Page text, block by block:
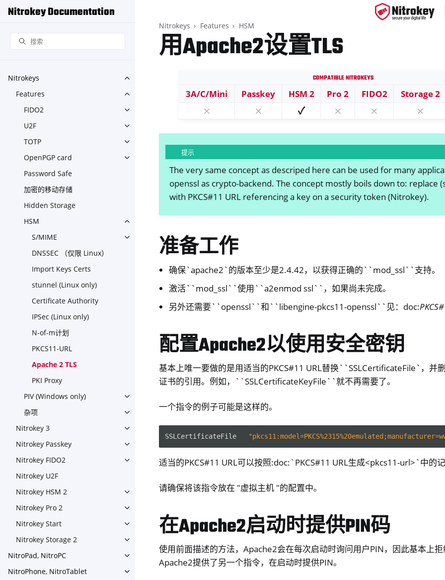
Nitrokey Documentation
Nitrokeys
Toggle navigation of Nitrokeys
Features
Toggle navigation of Features
FIDO2
Toggle navigation of FIDO2
U2F
Toggle navigation of U2F
TOTP
Toggle navigation of TOTP
OpenPGP card
Toggle navigation of OpenPGP card
Password Safe
加密的移动存储
Hidden Storage
HSM
Toggle navigation of HSM
S/MIME
Toggle navigation of S/MIME
DNSSEC （仅限 Linux）
Import Keys Certs
stunnel (Linux only)
Certificate Authority
IPSec (Linux only)
N-of-m计划
PKCS11-URL
Apache 2 TLS
PKI Proxy
PIV (Windows only)
Toggle navigation of PIV (Windows only)
杂项
Toggle navigation of 杂项
Nitrokey 3
Toggle navigation of Nitrokey 3
Nitrokey Passkey
Toggle navigation of Nitrokey Passkey
Nitrokey FIDO2
Toggle navigation of Nitrokey FIDO2
Nitrokey U2F
Nitrokey HSM 2
Toggle navigation of Nitrokey HSM 2
Nitrokey Pro 2
Toggle navigation of Nitrokey Pro 2
Nitrokey Start
Toggle navigation of Nitrokey Start
Nitrokey Storage 2
Toggle navigation of Nitrokey Storage 2
NitroPad, NitroPC
Toggle navigation of NitroPad, NitroPC
NitroPhone, NitroTablet
Toggle navigation of NitroPhone, NitroTablet
Nitrokeys Features HSM
用Apache2设置TLS
Compatible Nitrokeys
3A/C/Mini Passkey HSM 2 Pro 2 FIDO2 Storage 2
⨯ ⨯ ✓ ⨯ ⨯ ⨯
提示
The very same concept as descriped here can be used for many
openssl as crypto-backend. The concept mostly boils down to: replace
with PKCS#11 URL referencing a key on a security token (Nitrokey).
准备工作
确保`apache2`的版本至少是2.4.42，以获得正确的``mod_ssl``支持。
激活``mod_ssl``使用``a2enmod ssl``，如果尚未完成。
另外还需要``openssl``和``libengine-pkcs11-openssl``见：doc:
配置Apache2以使用安全密钥
基本上唯一要做的是用适当的PKCS#11 URL替换``SSLCertificateFile`，并
证书的引用。例如，
``SSLCertificateKeyFile``就不再需要了。
一个指令的例子可能是这样的。
SSLCertificateFile
适当的PKCS#11 URL可以按照:doc:`PKCS#11 URL生成<pkcs11-url>`中的记
请确保将该指令放在 "虚拟主机 "的配置中。
在Apache2启动时提供PIN码
使用前面描述的方法，Apache2会在每次启动时询问用户PIN，因此基本上拒
Apache2提供了另一个指令，在启动时提供PIN。